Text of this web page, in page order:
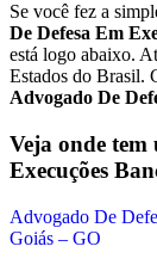
Se você fez a
De Defesa Em
está logo abaixo.
Estados do Brasil.
Advogado De
Veja onde tem
Execuções
Advogado De
Goiás – GO